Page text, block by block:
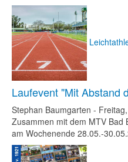
Laufevent "Mit Abstand
Stephan Baumgarten -
Zusammen mit dem MTV Bad
am Wochenende 28.05.-